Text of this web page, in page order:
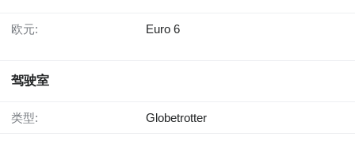
欧元: Euro 6
驾驶室
类型: Globetrotter